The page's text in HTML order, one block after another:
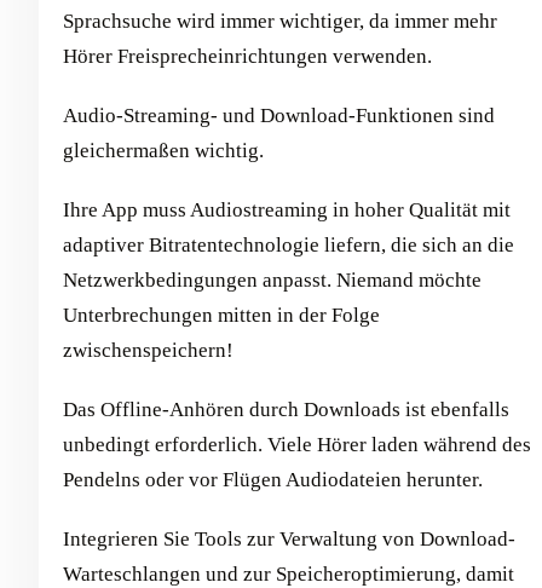
Sprachsuche wird immer wichtiger, da immer mehr
Hörer Freisprecheinrichtungen verwenden.
Audio-Streaming- und Download-Funktionen sind
gleichermaßen wichtig.
Ihre App muss Audiostreaming in hoher Qualität mit
adaptiver Bitratentechnologie liefern, die sich an die
Netzwerkbedingungen anpasst. Niemand möchte
Unterbrechungen mitten in der Folge
zwischenspeichern!
Das Offline-Anhören durch Downloads ist ebenfalls
unbedingt erforderlich. Viele Hörer laden während des
Pendelns oder vor Flügen Audiodateien herunter.
Integrieren Sie Tools zur Verwaltung von Download-
Warteschlangen und zur Speicheroptimierung, damit